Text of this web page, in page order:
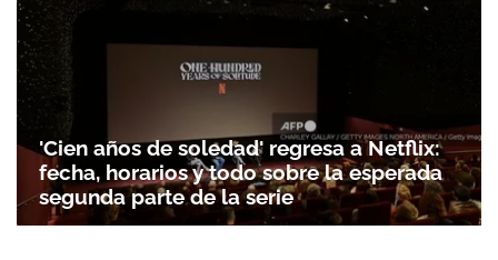
'Cien años de soledad' regresa a Netflix:
fecha, horarios y todo sobre la esperada
segunda parte de la serie